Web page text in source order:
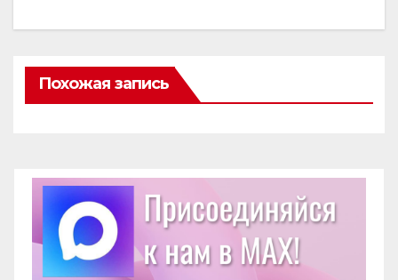
Похожая запись